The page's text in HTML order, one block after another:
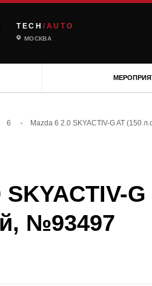
TECH /AUTO
МОСКВА
6 Mazda 6 2.0 SKYACTIV-G AT (150
№93497